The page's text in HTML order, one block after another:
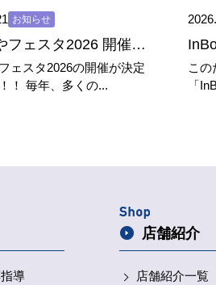
お知らせ
ぼうしやフェスタ2026 開催決...
ェスタ2026の開催が決定
！ 毎年、多くの...
この
「
導
店舗紹介
店舗紹介一覧